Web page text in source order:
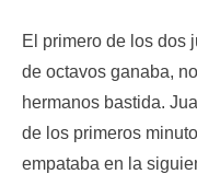
El primero de los dos
de octavos ganaba,
hermanos bastida.
de los primeros
empataba en la